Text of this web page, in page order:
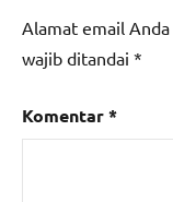
Alamat email
wajib ditandai *
Komentar*